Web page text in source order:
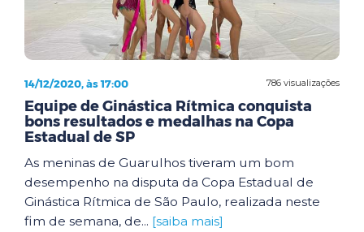
786 visualizações
14/12/2020, às 17:00
Equipe de Ginástica Rítmica conquista
bons resultados e medalhas na Copa
Estadual de SP
As meninas de Guarulhos tiveram um bom
desempenho na disputa da Copa Estadual de
Ginástica Rítmica de São Paulo, realizada neste
fim de semana, de... [saiba mais]